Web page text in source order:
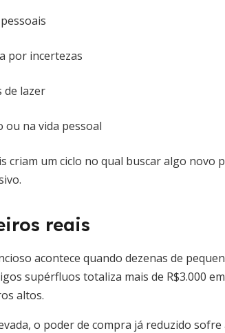
por incertezas
de lazer
ou na vida pessoal
criam um ciclo no qual buscar algo
reais
acontece quando dezenas de
supérfluos totaliza mais de R$3.000
altos.
o poder de compra já reduzido